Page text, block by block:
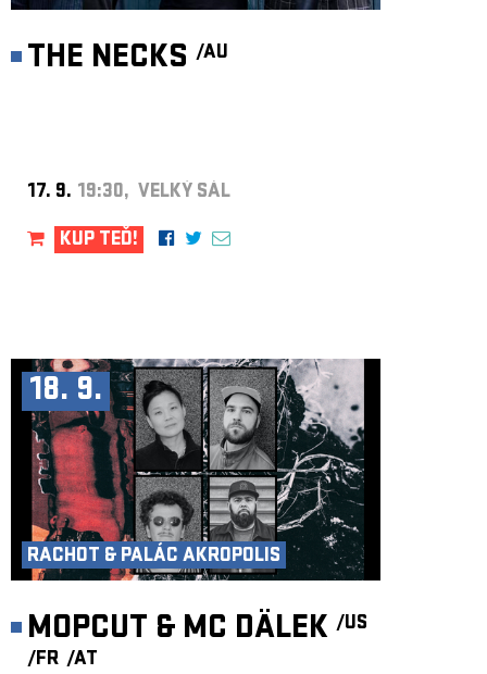
THE NECKS /AU
17. 9. 19:30, VELKÝ SÁL
KUP TEĎ!
18. 9.
RACHOT & PALÁC AKROPOLIS
MOPCUT & MC DÄLEK /US
/FR /AT